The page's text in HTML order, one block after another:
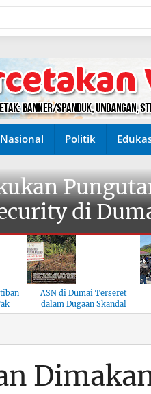
Nasional Politik
di
ASN di Dumai Terseret
dalam Dugaan Skandal
KSO, Integritas Aparatur